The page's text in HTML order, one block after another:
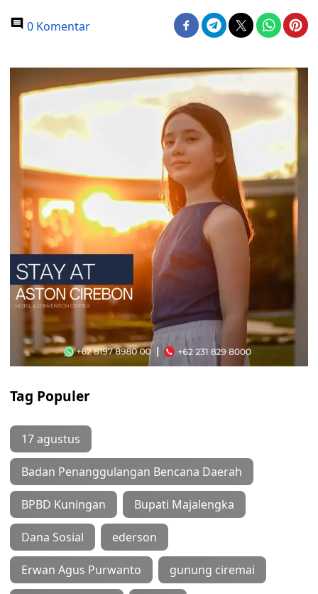
0 Komentar
Tag Populer
17 agustus
Badan Penanggulangan Bencana Daerah
BPBD Kuningan Bupati Majalengka
Dana Sosial ederson
Erwan Agus Purwanto gunung ciremai